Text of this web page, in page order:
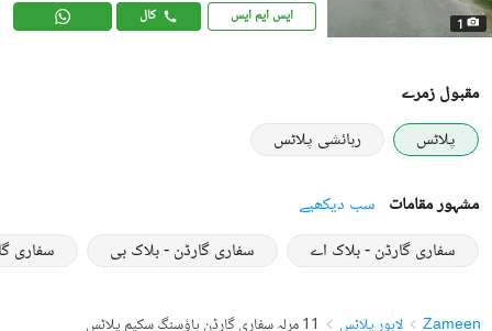
1 ایس ایم ایس کال
مقبول زمرے
پلاٹس
رہائشی پلاٹس
مشہور مقامات سب دیکھیے
سفاری گارڈن - بلاک اے
سفاری گارڈن - بلاک بی سفاری
Zameen لاہور پلاٹس 11 مرلہ سفاری گارڈن ہاؤسنگ سکیم پلاٹس